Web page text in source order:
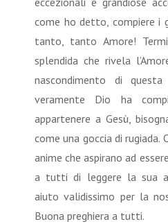
come ho detto, compiere i
tanto, tanto Amore!
splendida che rivela
nascondimento di
veramente Dio ha
appartenere a Gesù,
come una goccia di rugiada.
anime che aspirano ad
a tutti di leggere la sua
aiuto validissimo per la
Buona preghiera a tutti.